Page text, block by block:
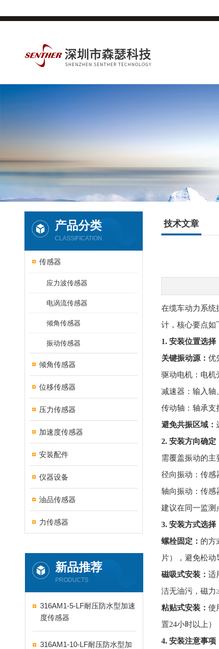
产品分类
CLASSIFICATION
传感器
应力波传感器
电涡流传感器
倾角传感器
振动传感器
倾角传感器
位移传感器
压力传感器
加速度传感器
安装配件
仪器设备
油品传感器
力传感器
新品推荐
PRODUCTS
316AM1-5-LF耐压防水型加速
度传感器
316AM1-10-LF耐压防水型加
技术文章
在缆车动力系统
计，核心要点如
1. 安装位置选择
关键振动源： 优
驱动电机：电机
减速器：输入轴
传动轴：轴承支
避免共振区域：
2. 安装方向确定
需覆盖振动的主
径向振动：传感
轴向振动：传感
建议在同一监测
3. 安装方式选择
螺栓固定： 的方
片），避免松
磁吸式安装 ： 适
洁无油污，磁力
粘贴式安装： 使
置24小时以上
4. 安装注意事项